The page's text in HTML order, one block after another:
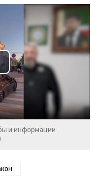
и информации